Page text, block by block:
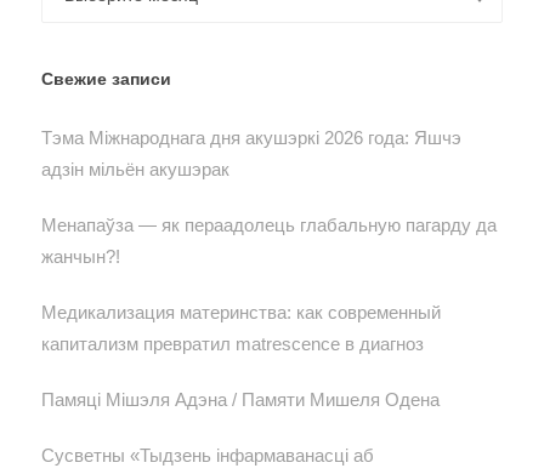
Свежие записи
Тэма Міжнароднага дня акушэркі 2026 года: Яшчэ
адзін мільён акушэрак
Менапаўза — як пераадолець глабальную пагарду да
жанчын?!
Медикализация материнства: как современный
капитализм превратил matrescence в диагноз
Памяці Мішэля Адэна / Памяти Мишеля Одена
Сусветны «Тыдзень інфармаванасці аб